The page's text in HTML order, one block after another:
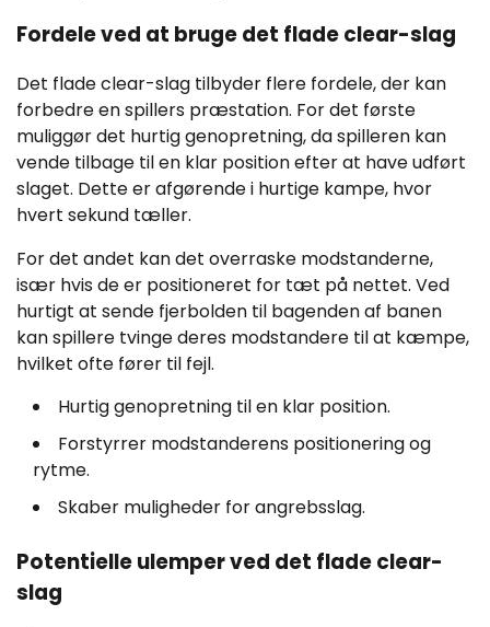
Fordele ved at bruge det flade clear-slag
Det flade clear-slag tilbyder flere fordele, der kan
forbedre en spillers præstation. For det første
muliggør det hurtig genopretning, da spilleren kan
vende tilbage til en klar position efter at have udført
slaget. Dette er afgørende i hurtige kampe, hvor
hvert sekund tæller.
For det andet kan det overraske modstanderne,
især hvis de er positioneret for tæt på nettet. Ved
hurtigt at sende fjerbolden til bagenden af banen
kan spillere tvinge deres modstandere til at kæmpe,
hvilket ofte fører til fejl.
Hurtig genopretning til en klar position.
Forstyrrer modstanderens positionering og
rytme.
Skaber muligheder for angrebsslag.
Potentielle ulemper ved det flade clear-
slag